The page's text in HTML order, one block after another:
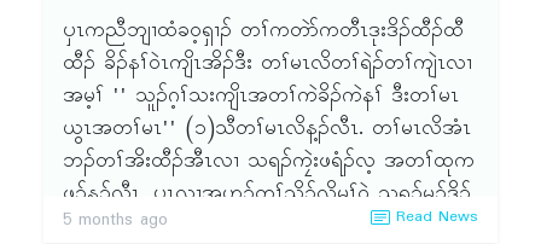
ၦၤကညီဘျၢထံခဝ့ရှၢၣ် တၢ်ကတဲာ်ကတီၤဒုးဒိၣ်ထီၣ်ထီ
ထီၣ် ခိၣ်နၢ်ဝဲၤကျိၤအိၣ်ဒီး တၢ်မၤလိတၢ်ရဲၣ်တၢ်ကျဲၤလၢ
အမ့ၢ် '' သူၣ်ဂ့ၢ်သးကျိၤအတၢ်ကဲခိၣ်ကဲနၢ် ဒီးတၢ်မၤ
ယွၤအတၢ်မၤ'' (၁)သီတၢ်မၤလိန့ၣ်လီၤ. တၢ်မၤလိအံၤ
ဘၣ်တၢ်အိးထီၣ်အီၤလၢ သရၣ်ကၠဲးဖရံၣ်လ့ အတၢ်ထုက
ဖၣ်န့ၣ်လီၤ. ၦၤလၢအဟ့ၣ်တၢ်သိၣ်လိမ့ၢ်ဝဲ သရၣ်မုၣ်ဒိၣ်
ဒီးကထၢၣ်စ့လွဲၢ်ဝါန့ၣ်လီၤ. တၢ်မၤလိအဆၢကတီၢ်မ့ၢ်
5 months ago Read News